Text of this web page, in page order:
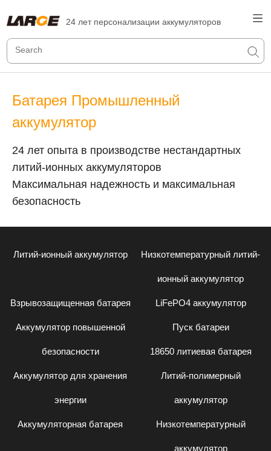
24 лет персонализации аккумуляторов
Батарея Промышленный
аккумулятор
24 лет опыта в производстве нестандартных
литий-ионных аккумуляторов
Максимальная надежность и максимальная
безопасность
Литий-ионный аккумулятор Низкотемпературный литий-
ионный аккумулятор
Взрывозащищенная батарея LiFePO4 аккумулятор
Аккумулятор повышенной
безопасности
Пуск батареи
18650 литиевая батарея
Аккумулятор для хранения
энергии
Литий-полимерный
аккумулятор
Аккумуляторная батарея Низкотемпературный
аккумулятор